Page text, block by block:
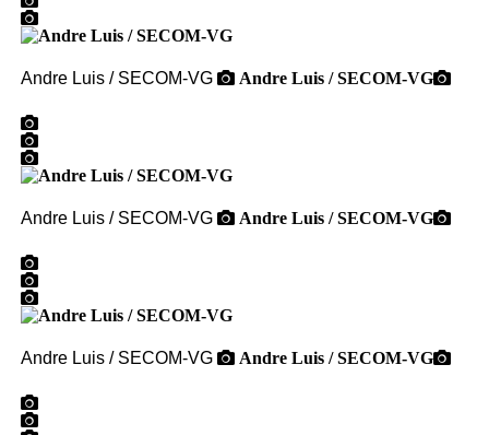
Andre Luis / SECOM-VG Andre Luis / SECOM-VG
Andre Luis / SECOM-VG Andre Luis / SECOM-VG
Andre Luis / SECOM-VG Andre Luis / SECOM-VG